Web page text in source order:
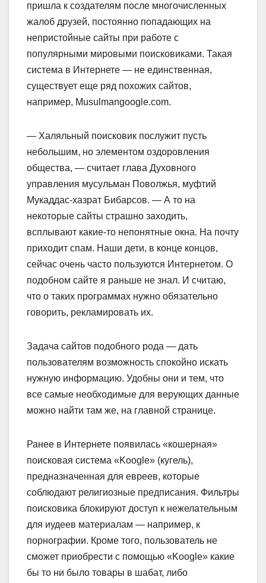
пришла к создателям после многочисленных
жалоб друзей, постоянно попадающих на
непристойные сайты при работе с
популярными мировыми поисковиками. Такая
система в Интернете — не единственная,
существует еще ряд похожих сайтов,
например, Musulmangoogle.com.
— Халяльный поисковик послужит пусть
небольшим, но элементом оздоровления
общества, — считает глава Духовного
управления мусульман Поволжья, муфтий
Мукаддас-хазрат Бибарсов. — А то на
некоторые сайты страшно заходить,
всплывают какие-то непонятные окна. На почту
приходит спам. Наши дети, в конце концов,
сейчас очень часто пользуются Интернетом. О
подобном сайте я раньше не знал. И считаю,
что о таких программах нужно обязательно
говорить, рекламировать их.
Задача сайтов подобного рода — дать
пользователям возможность спокойно искать
нужную информацию. Удобны они и тем, что
все самые необходимые для верующих данные
можно найти там же, на главной странице.
Ранее в Интернете появилась «кошерная»
поисковая система «Koogle» (кугель),
предназначенная для евреев, которые
соблюдают религиозные предписания. Фильтры
поисковика блокируют доступ к нежелательным
для иудеев материалам — например, к
порнографии. Кроме того, пользователь не
сможет приобрести с помощью «Koogle» какие
бы то ни было товары в шабат, либо